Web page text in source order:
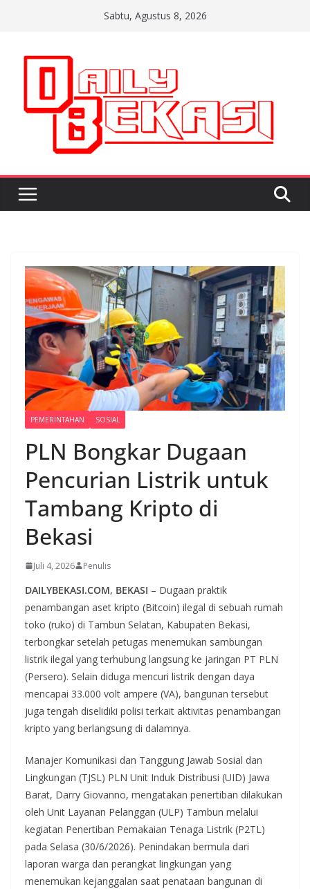
Sabtu, Agustus 8, 2026
PEMERINTAHAN SOSIAL
PLN Bongkar Dugaan
Pencurian Listrik untuk
Tambang Kripto di
Bekasi
Juli 4, 2026 Penulis
DAILYBEKASI.COM, BEKASI – Dugaan praktik
penambangan aset kripto (Bitcoin) ilegal di sebuah rumah
toko (ruko) di Tambun Selatan, Kabupaten Bekasi,
terbongkar setelah petugas menemukan sambungan
listrik ilegal yang terhubung langsung ke jaringan PT PLN
(Persero). Selain diduga mencuri listrik dengan daya
mencapai 33.000 volt ampere (VA), bangunan tersebut
juga tengah diselidiki polisi terkait aktivitas penambangan
kripto yang berlangsung di dalamnya.
Manajer Komunikasi dan Tanggung Jawab Sosial dan
Lingkungan (TJSL) PLN Unit Induk Distribusi (UID) Jawa
Barat, Darry Giovanno, mengatakan penertiban dilakukan
oleh Unit Layanan Pelanggan (ULP) Tambun melalui
kegiatan Penertiban Pemakaian Tenaga Listrik (P2TL)
pada Selasa (30/6/2026). Penindakan bermula dari
laporan warga dan perangkat lingkungan yang
menemukan kejanggalan saat penataan bangunan di